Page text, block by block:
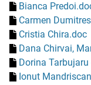
Bianca
Carmen
Cristia Chira.doc
Dana Chirvai,
Dorina
Ionut